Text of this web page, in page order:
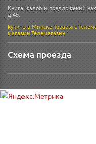
Книга жалоб и предложений
д.45.
Купить в МинскеТовары с
магазинТелемагазин
Схема проезда